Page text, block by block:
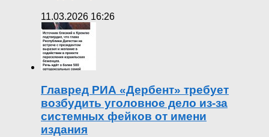
11.03.2026 16:26
Главред РИА «Дербент» требует
возбудить уголовное дело из-за
системных фейков от имени
издания